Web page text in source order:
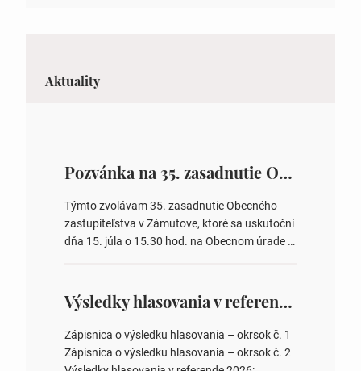
Aktuality
Pozvánka na 35. zasadnutie OZ v Zámutove
Týmto zvolávam 35. zasadnutie Obecného
zastupiteľstva v Zámutove, ktoré sa uskutoční
dňa 15. júla o 15.30 hod. na Obecnom úrade v
overovateľov zápisnice 3. Určenie volebných
obvodov pre voľby poslancov obecných
zastupiteľstiev, počtu poslancov obecných
zastupiteľstiev v nich 4. Schválenie odpredaja
obecného pozemku –…
Výsledky hlasovania v referende 2026
Zápisnica o výsledku hlasovania – okrsok č. 1
Zápisnica o výsledku hlasovania – okrsok č. 2